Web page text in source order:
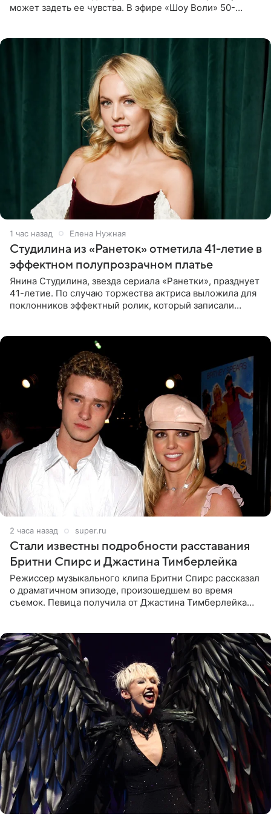
может задеть ее чувства. В эфире «Шоу Воли» 50-
1 час назад Елена Нужная
Студилина из «Ранеток» отметила 41-летие в
эффектном полупрозрачном платье
Янина Студилина, звезда сериала «Ранетки», празднует
41-летие. По случаю торжества актриса выложила для
поклонников эффектный ролик, который записали
2 часа назад super.ru
Стали известны подробности расставания
Бритни Спирс и Джастина Тимберлейка
Режиссер музыкального клипа Бритни Спирс рассказал
о драматичном эпизоде, произошедшем во время
съемок. Певица получила от Джастина Тимберлейка